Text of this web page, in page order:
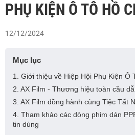
PHỤ KIỆN Ô TÔ HỒ
12/12/2024
Mục lục
1. Giới thiệu về Hiệp Hội Phụ Kiện Ô
2. AX Film - Thương hiệu toàn cầu
3. AX Film đồng hành cùng Tiệc Tất
4. Tham khảo các dòng phim dán
tin dùng